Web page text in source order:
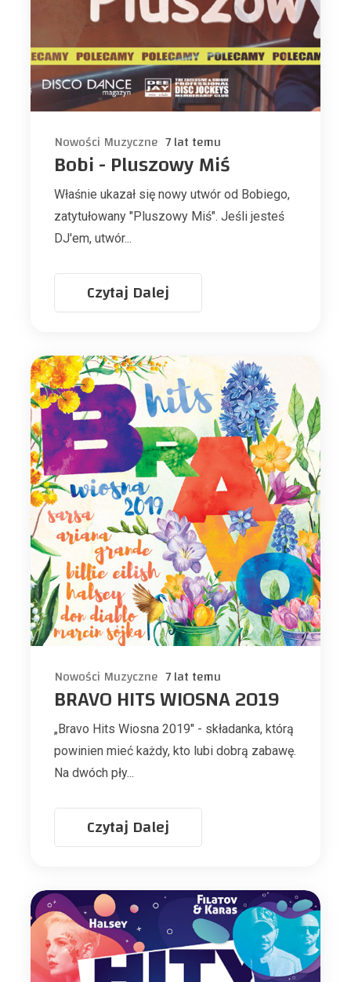
Nowości Muzyczne 7 lat temu
Bobi - Pluszowy Miś
Właśnie ukazał się nowy utwór od Bobiego,
zatytułowany "Pluszowy Miś". Jeśli jesteś
DJ'em, utwór...
Czytaj Dalej
Nowości Muzyczne 7 lat temu
BRAVO HITS WIOSNA 2019
„Bravo Hits Wiosna 2019" - składanka, którą
powinien mieć każdy, kto lubi dobrą zabawę.
Na dwóch pły...
Czytaj Dalej